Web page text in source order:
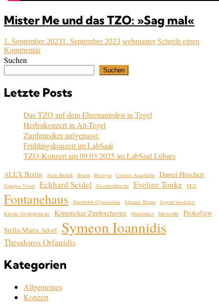
Mister Me und das TZO: »Sag mal«
1. September 20231. September 2023 webmaster Schreib einen
Kommentar
Suchen
Suchen
Letzte Posts
Das TZO auf dem Ehrenamtsfest in Tegel
Herbstkonzert in Alt-Tegel
Zupfmusiker aufgepasst:
Frühlingskonzert im LabSaal
TZO-Konzert am 09.03.2025 im LabSaal Lübars
ALEX Berlin Alois Biniek Braun Bresgen Cosmas Anapliotis Daniel Huschert
Douglas Vistel Eckhard Seidel Elisabethkirche Eveline Tonke FEZ
Fontanehaus Humboldt-Gymnasium Johanne Braun
Jugend musiziert
Kirche Großglienicke
Köpenicker Zupforchester Mandonico MisterMe
Prokofjew
Stella-Maria Adorf Symeon Ioannidis
Theodoros Orfanidis
Kategorien
Allgemeines
Konzert